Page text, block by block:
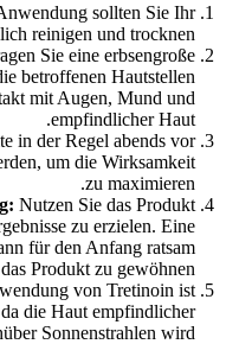
sollten Sie Ihr
reinigen und trocknen.
Sie eine erbsengroße
betroffenen Hautstellen
mit Augen, Mund und
empfindlicher Haut.
in der Regel abends vor
um die Wirksamkeit
zu maximieren.
Nutzen Sie das Produkt
zu erzielen. Eine
für den Anfang ratsam
Produkt zu gewöhnen.
von Tretinoin ist
die Haut empfindlicher
Sonnenstrahlen wird.